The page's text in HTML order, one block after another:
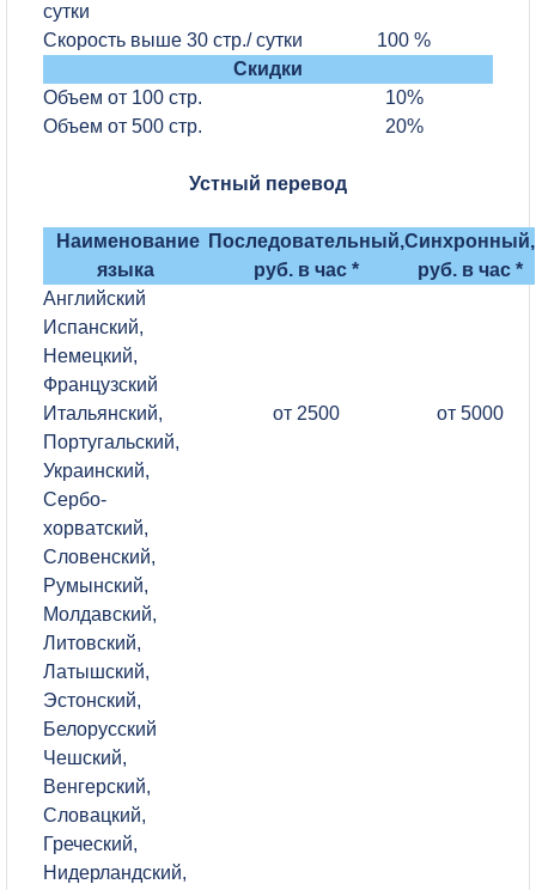
сутки
Скорость выше 30 стр./ сутки
100 %
Скидки
Объем от 100 стр.
10%
Объем от 500 стр.
20%
Устный перевод
Наименование
языка
Последовательный,
руб. в час *
Синхронный,
руб. в час *
Английский
Испанский,
Немецкий,
Французский
Итальянский,
Португальский,
Украинский,
Сербо-
хорватский,
Словенский,
Румынский,
Молдавский,
Литовский,
Латышский,
Эстонский,
Белорусский
от 2500 от 5000
Чешский,
Венгерский,
Словацкий,
Греческий,
Нидерландский,